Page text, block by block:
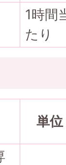
1時間
たり
単位